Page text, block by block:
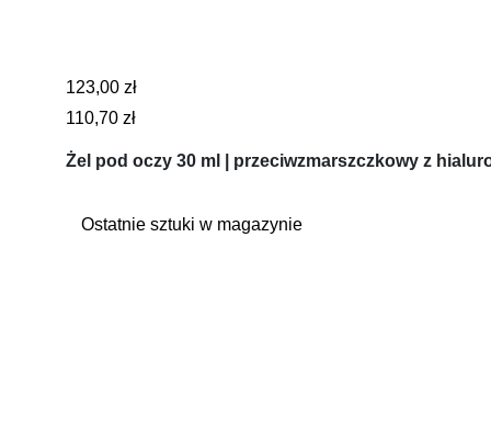
123,00 zł
110,70 zł
Żel pod oczy 30 ml | przeciwzmarszczkowy z
Ostatnie sztuki w magazynie